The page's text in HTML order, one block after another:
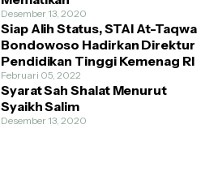
Desember 13, 2020
Siap Alih Status, STAI At-Taqwa
Bondowoso Hadirkan Direktur
Pendidikan Tinggi Kemenag RI
Februari 05, 2022
Syarat Sah Shalat Menurut
Syaikh Salim
Desember 13, 2020